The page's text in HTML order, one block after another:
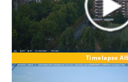
Timelapse